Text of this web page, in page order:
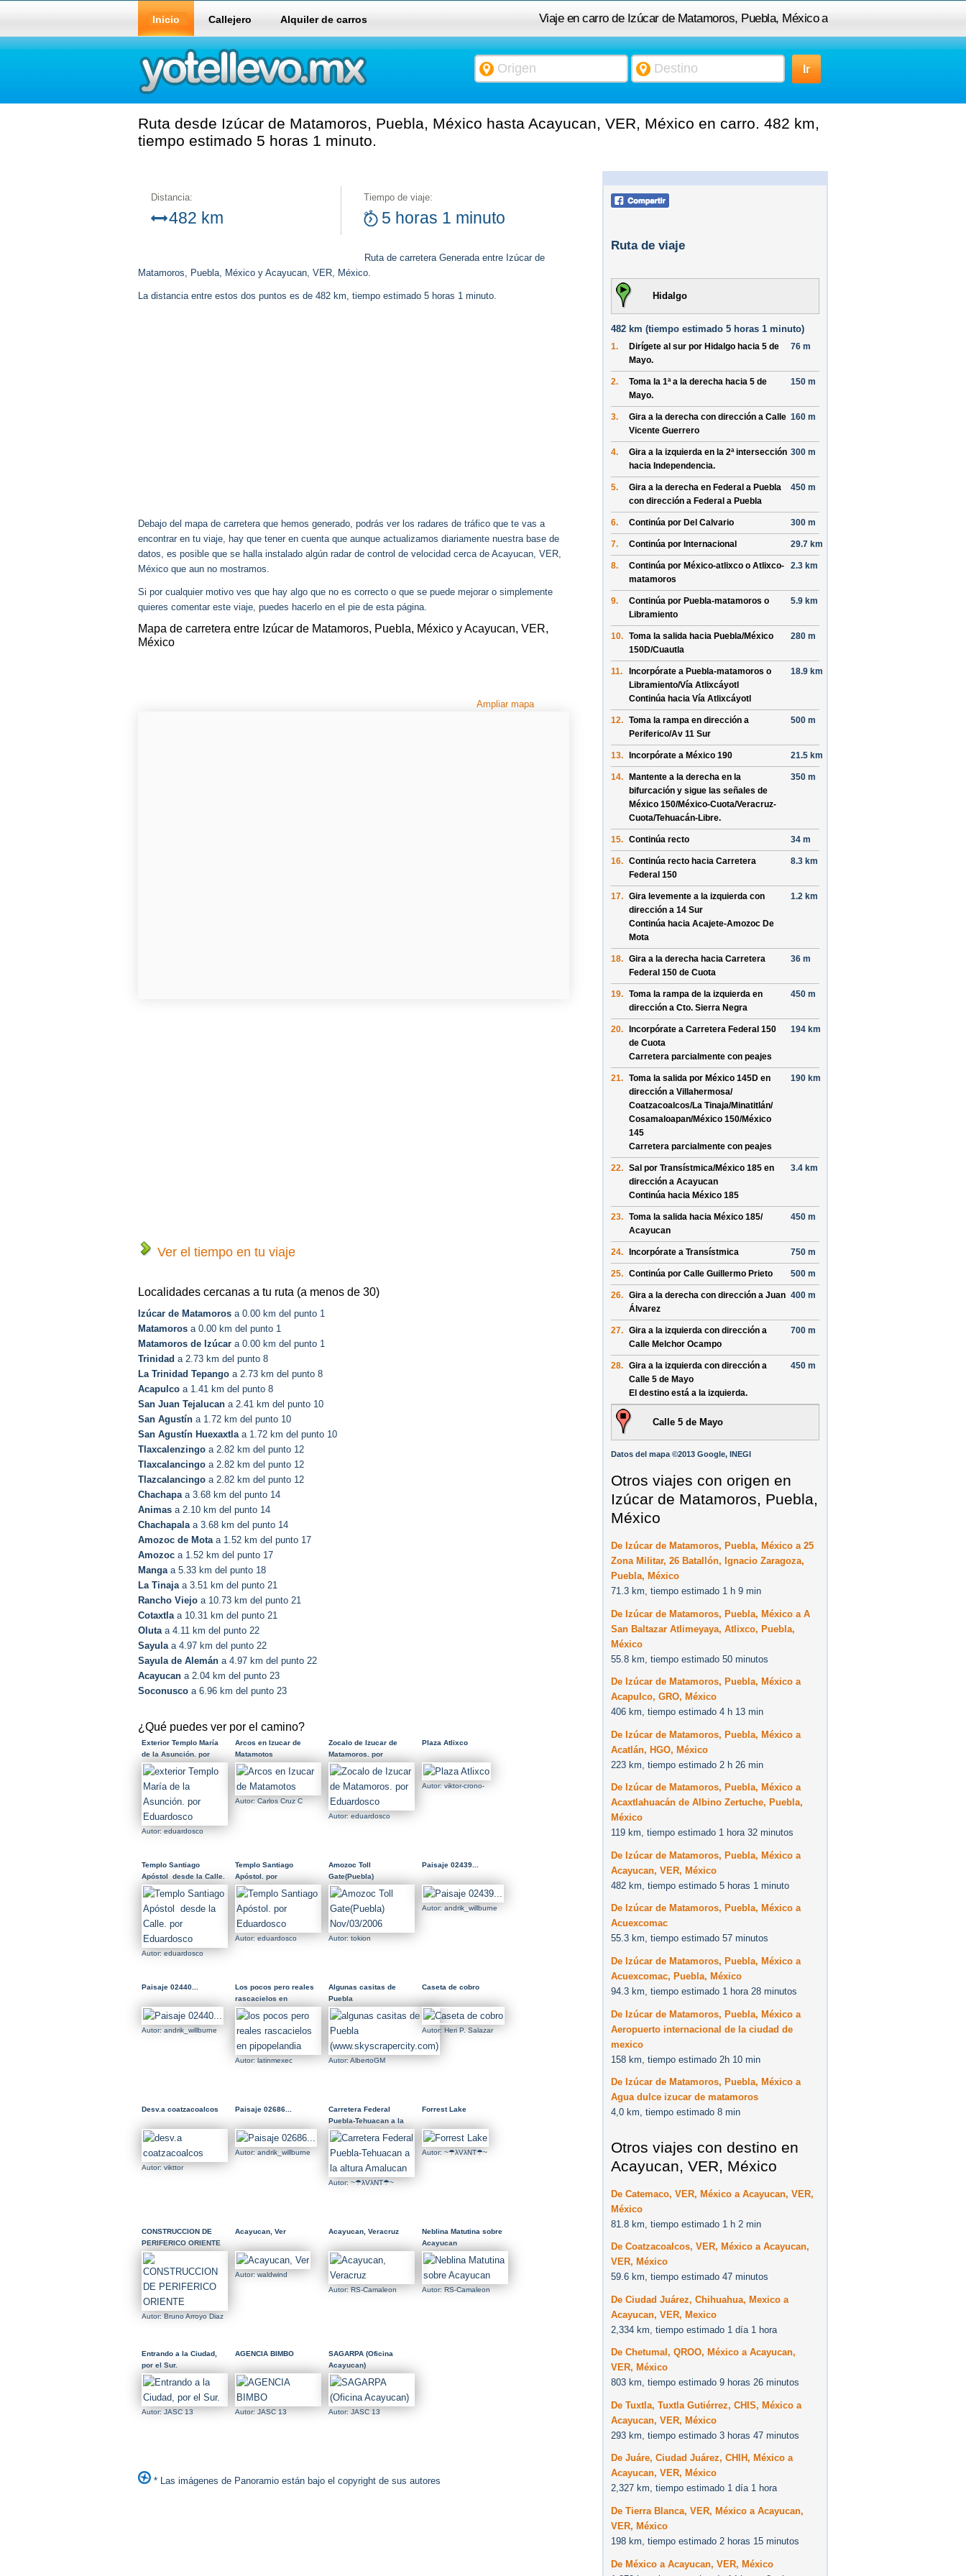
Viaje en carro de Izúcar de Matamoros, Puebla, México a
Acayucan, VER, México
Inicio Callejero Alquiler de carros
Ruta desde Izúcar de Matamoros, Puebla, México hasta Acayucan, VER, México en carro. 482 km,
tiempo estimado 5 horas 1 minuto.
Distancia:
482 km
Tiempo de viaje:
5 horas 1 minuto
Ruta de carretera Generada entre Izúcar de
Matamoros, Puebla, México y Acayucan, VER, México.
La distancia entre estos dos puntos es de 482 km, tiempo estimado 5 horas 1 minuto.
Debajo del mapa de carretera que hemos generado, podrás ver los radares de tráfico que te vas a
encontrar en tu viaje, hay que tener en cuenta que aunque actualizamos diariamente nuestra base de
datos, es posible que se halla instalado algún radar de control de velocidad cerca de Acayucan, VER,
México que aun no mostramos.
Si por cualquier motivo ves que hay algo que no es correcto o que se puede mejorar o simplemente
quieres comentar este viaje, puedes hacerlo en el pie de esta página.
Mapa de carretera entre Izúcar de Matamoros, Puebla, México y Acayucan, VER,
México
Ampliar mapa
Ver el tiempo en tu viaje
Localidades cercanas a tu ruta (a menos de 30)
Izúcar de Matamoros a 0.00 km del punto 1
Matamoros a 0.00 km del punto 1
Matamoros de Izúcar a 0.00 km del punto 1
Trinidad a 2.73 km del punto 8
La Trinidad Tepango a 2.73 km del punto 8
Acapulco a 1.41 km del punto 8
San Juan Tejalucan a 2.41 km del punto 10
San Agustín a 1.72 km del punto 10
San Agustín Huexaxtlaa 1.72 km del punto 10
Tlaxcalenzingo a 2.82 km del punto 12
Tlaxcalancingo a 2.82 km del punto 12
Tlazcalancingo a 2.82 km del punto 12
Chachapaa 3.68 km del punto 14
Animas a 2.10 km del punto 14
Chachapalaa 3.68 km del punto 14
Amozoc de Motaa 1.52 km del punto 17
Amozoc a 1.52 km del punto 17
Mangaa 5.33 km del punto 18
La Tinajaa 3.51 km del punto 21
Rancho Viejo a 10.73 km del punto 21
Cotaxtlaa 10.31 km del punto 21
Olutaa 4.11 km del punto 22
Sayulaa 4.97 km del punto 22
Sayula de Alemán a 4.97 km del punto 22
Acayucan a 2.04 km del punto 23
Soconusco a 6.96 km del punto 23
¿Qué puedes ver por el camino?
Exterior Templo María
de la Asunción. por
Eduardosco
Autor: eduardosco
Arcos en Izucar de
Matamotos
Autor: Carlos Cruz C
Zocalo de Izucar de
Matamoros. por
Eduardosco
Autor: eduardosco
Plaza Atlixco
Autor: viktor-crono-
Templo Santiago
Apóstol desde la Calle.
por Eduardosco
Autor: eduardosco
Templo Santiago
Apóstol. por
Eduardosco
Autor: eduardosco
Amozoc Toll
Gate(Puebla)
Nov/03/2006
Autor: tokion
Paisaje 02439...
Autor: andrik_willburne
Paisaje 02440...
Autor: andrik_willburne
Los pocos pero reales
rascacielos en
pipopelandia
Autor: latinmexec
Algunas casitas de
Puebla
(www.skyscrapercity.com)
Autor: AlbertoGM
Caseta de cobro
Autor: Heri P. Salazar
Desv.a coatzacoalcos
Autor: vikttor
Paisaje 02686...
Autor: andrik_willburne
Carretera Federal
Puebla-Tehuacan a la
altura Amalucan
Autor: ~☂λVλNT☂~
Forrest Lake
Autor: ~☂λVλNT☂~
CONSTRUCCION DE
PERIFERICO ORIENTE
Autor: Bruno Arroyo Diaz
Acayucan, Ver
Autor: waldwind
Acayucan, Veracruz
Autor: RS-Camaleon
Neblina Matutina sobre
Acayucan
Autor: RS-Camaleon
Entrando a la Ciudad,
por el Sur.
Autor: JASC 13
AGENCIA BIMBO
Autor: JASC 13
SAGARPA (Oficina
Acayucan)
Autor: JASC 13
* Las imágenes de Panoramio están bajo el copyright de sus autores
Ruta de viaje
Hidalgo
482 km (tiempo estimado 5 horas 1 minuto)
1. Dirígete al sur por Hidalgo hacia 5 de
Mayo.
76 m
2. Toma la 1ª a la derecha hacia 5 de
Mayo.
150 m
3. Gira a la derecha con dirección a Calle
Vicente Guerrero
160 m
4.
Gira a la izquierda en la 2ª intersección
hacia Independencia.
300 m
5. Gira a la derecha en Federal a Puebla
con dirección a Federal a Puebla
450 m
6. Continúa por Del Calvario 300 m
7. Continúa por Internacional 29.7 km
8. Continúa por México-atlixco o Atlixco-
matamoros
2.3 km
9. Continúa por Puebla-matamoros o
Libramiento
5.9 km
10. Toma la salida hacia Puebla/México
150D/Cuautla
280 m
11. Incorpórate a Puebla-matamoros o
Libramiento/Vía Atlixcáyotl
Continúa hacia Vía Atlixcáyotl
18.9 km
12. Toma la rampa en dirección a
Periferico/Av 11 Sur
500 m
13. Incorpórate a México 190 21.5 km
14.
Mantente a la derecha en la
bifurcación y sigue las señales de
México 150/México-Cuota/Veracruz-
Cuota/Tehuacán-Libre.
350 m
15. Continúa recto 34 m
16. Continúa recto hacia Carretera
Federal 150
8.3 km
17. Gira levemente a la izquierda con
dirección a 14 Sur
Continúa hacia Acajete-Amozoc De
Mota
1.2 km
18. Gira a la derecha hacia Carretera
Federal 150 de Cuota
36 m
19. Toma la rampa de la izquierda en
dirección a Cto. Sierra Negra
450 m
20. Incorpórate a Carretera Federal 150
de Cuota
Carretera parcialmente con peajes
194 km
21. Toma la salida por México 145D en
dirección a Villahermosa/
Coatzacoalcos/La Tinaja/Minatitlán/
Cosamaloapan/México 150/México
145
Carretera parcialmente con peajes
190 km
22. Sal por Transístmica/México 185 en
dirección a Acayucan
Continúa hacia México 185
3.4 km
23. Toma la salida hacia México 185/
Acayucan
450 m
24. Incorpórate a Transístmica 750 m
25. Continúa por Calle Guillermo Prieto 500 m
26. Gira a la derecha con dirección a Juan
Álvarez
400 m
27. Gira a la izquierda con dirección a
Calle Melchor Ocampo
700 m
28. Gira a la izquierda con dirección a
Calle 5 de Mayo
El destino está a la izquierda.
450 m
Calle 5 de Mayo
Datos del mapa ©2013 Google, INEGI
Otros viajes con origen en
Izúcar de Matamoros, Puebla,
México
De Izúcar de Matamoros, Puebla, México a 25
Zona Militar, 26 Batallón, Ignacio Zaragoza,
Puebla, México
71.3 km, tiempo estimado 1 h 9 min
De Izúcar de Matamoros, Puebla, México a A
San Baltazar Atlimeyaya, Atlixco, Puebla,
México
55.8 km, tiempo estimado 50 minutos
De Izúcar de Matamoros, Puebla, México a
Acapulco, GRO, México
406 km, tiempo estimado 4 h 13 min
De Izúcar de Matamoros, Puebla, México a
Acatlán, HGO, México
223 km, tiempo estimado 2 h 26 min
De Izúcar de Matamoros, Puebla, México a
Acaxtlahuacán de Albino Zertuche, Puebla,
México
119 km, tiempo estimado 1 hora 32 minutos
De Izúcar de Matamoros, Puebla, México a
Acayucan, VER, México
482 km, tiempo estimado 5 horas 1 minuto
De Izúcar de Matamoros, Puebla, México a
Acuexcomac
55.3 km, tiempo estimado 57 minutos
De Izúcar de Matamoros, Puebla, México a
Acuexcomac, Puebla, México
94.3 km, tiempo estimado 1 hora 28 minutos
De Izúcar de Matamoros, Puebla, México a
Aeropuerto internacional de la ciudad de
mexico
158 km, tiempo estimado 2h 10 min
De Izúcar de Matamoros, Puebla, México a
Agua dulce izucar de matamoros
4,0 km, tiempo estimado 8 min
Otros viajes con destino en
Acayucan, VER, México
De Catemaco, VER, México a Acayucan, VER,
México
81.8 km, tiempo estimado 1 h 2 min
De Coatzacoalcos, VER, México a Acayucan,
VER, México
59.6 km, tiempo estimado 47 minutos
De Ciudad Juárez, Chihuahua, Mexico a
Acayucan, VER, Mexico
2,334 km, tiempo estimado 1 día 1 hora
De Chetumal, QROO, México a Acayucan,
VER, México
803 km, tiempo estimado 9 horas 26 minutos
De Tuxtla, Tuxtla Gutiérrez, CHIS, México a
Acayucan, VER, México
293 km, tiempo estimado 3 horas 47 minutos
De Juáre, Ciudad Juárez, CHIH, México a
Acayucan, VER, México
2,327 km, tiempo estimado 1 día 1 hora
De Tierra Blanca, VER, México a Acayucan,
VER, México
198 km, tiempo estimado 2 horas 15 minutos
De México a Acayucan, VER, México